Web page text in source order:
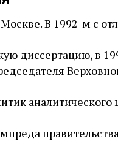
Москве. В 1992-м с
диссертацию, в